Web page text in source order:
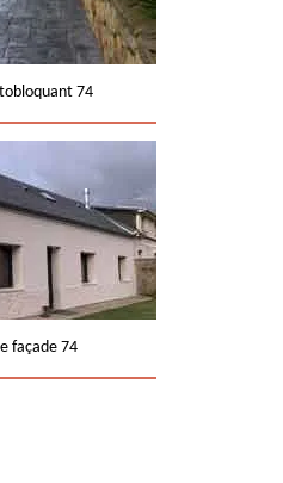
74
façade 74